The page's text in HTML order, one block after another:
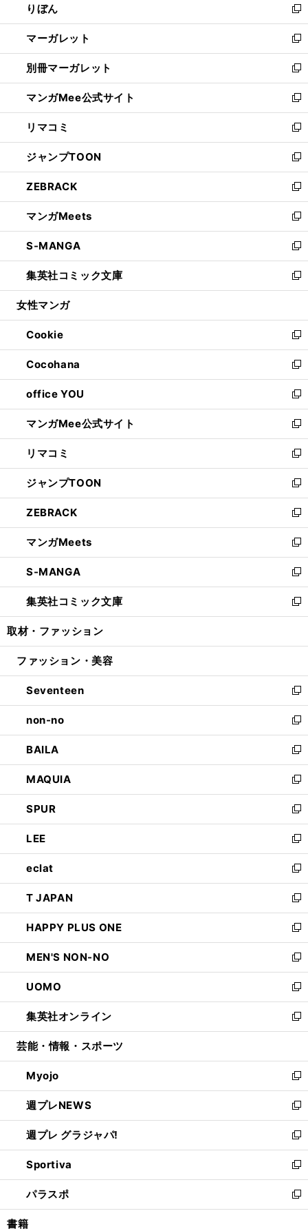
く
で
開
く
ド
ウ
で
開
く
ィ
ン
ド
ウ
で
開
く
りぼん
新
し
い
ウ
ィ
ン
ド
ウ
で
開
く
マーガレット
新
し
い
ウ
ィ
ン
ド
ウ
で
開
く
別冊マーガレット
新
し
い
ウ
ィ
ン
ド
ウ
で
開
く
マンガMee公式サイト
新
し
い
ウ
ィ
ン
ド
ウ
で
開
く
リマコミ
新
し
い
ウ
ィ
ン
ド
ウ
で
開
く
ジャンプTOON
新
し
い
ウ
ィ
ン
ド
ウ
で
開
ZEBRACK
新
し
い
ウ
ィ
ン
ド
ウ
開
く
マンガMeets
新
し
い
ウ
ィ
ン
ウ
で
開
く
S-MANGA
新
し
い
ウ
ン
ド
ウ
で
開
く
集英社コミック文庫
新
し
ウ
ィ
ン
ド
ウ
で
開
く
女性マンガ
Cookie
新
し
い
ウ
ィ
ン
ド
ウ
で
開
く
Cocohana
新
し
い
ウ
ィ
ン
ド
ウ
で
開
く
office YOU
新
し
い
ウ
ィ
ン
ド
ウ
で
開
く
マンガMee公式サイト
新
し
い
ウ
ィ
ン
ド
ウ
で
開
く
リマコミ
新
し
い
ウ
ィ
ン
ド
ウ
で
開
く
ジャンプTOON
新
し
い
ウ
ィ
ン
ド
ウ
で
開
ZEBRACK
新
し
い
ウ
ィ
ン
ド
ウ
開
マンガMeets
新
し
い
ウ
ィ
ン
ウ
開
く
S-MANGA
新
し
い
ウ
ン
ウ
で
開
く
集英社コミック文庫
新
し
ウ
ン
ド
ウ
で
開
く
取材・ファッション
ファッション・美容
Seventeen
新
し
い
ウ
ィ
ン
ド
ウ
で
開
く
non-no
新
し
い
ウ
ィ
ン
ド
ウ
で
開
く
BAILA
新
し
い
ウ
ィ
ン
ド
ウ
で
開
く
MAQUIA
新
し
い
ウ
ィ
ン
ド
ウ
で
開
く
SPUR
新
し
い
ウ
ィ
ン
ド
ウ
で
開
く
LEE
新
し
い
ウ
ィ
ン
ド
ウ
で
開
く
eclat
新
し
い
ウ
ィ
ン
ド
ウ
で
開
く
T JAPAN
新
し
い
ウ
ィ
ン
ド
ウ
で
開
HAPPY PLUS ONE
新
し
い
ウ
ィ
ン
ド
ウ
開
く
MEN'S NON-NO
新
し
い
ウ
ィ
ン
ウ
で
開
く
UOMO
新
し
い
ウ
ン
ド
ウ
で
開
く
集英社オンライン
新
し
ウ
ィ
ン
ド
ウ
で
開
く
芸能・情報・スポーツ
Myojo
新
し
い
ウ
ィ
ン
ド
ウ
で
開
週プレNEWS
新
し
い
ウ
ィ
ン
ド
ウ
週プレ グラジャパ!
新
し
い
ウ
ィ
ン
Sportiva
新
し
い
ウ
パラスポ
新
し
書籍